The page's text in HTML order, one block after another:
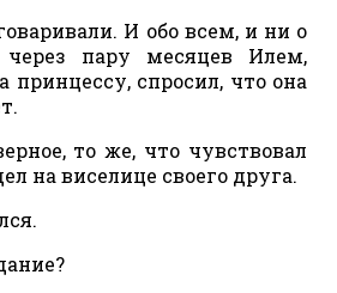
И обо всем, и ни о
пару месяцев Илем,
принцессу, спросил, что она
то же, что чувствовал
на виселице своего друга.